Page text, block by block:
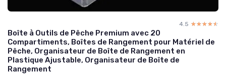
4.5 ☆☆☆☆☆
★★★★★
Boîte à Outils de Pêche Premium avec 20
Compartiments, Boîtes de Rangement pour Matériel de
Pêche, Organisateur de Boîte de Rangement en
Plastique Ajustable, Organisateur de Boîte de
Rangement